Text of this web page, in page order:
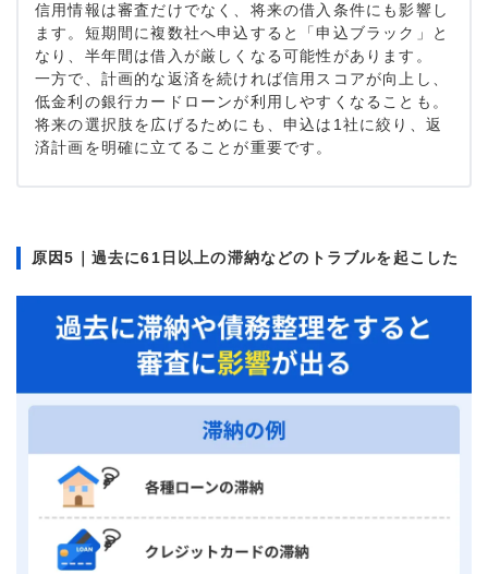
信用情報は審査だけでなく、将来の借入条件にも影響し
ます。短期間に複数社へ申込すると「申込ブラック」と
なり、半年間は借入が厳しくなる可能性があります。
一方で、計画的な返済を続ければ信用スコアが向上し、
低金利の銀行カードローンが利用しやすくなることも。
将来の選択肢を広げるためにも、申込は1社に絞り、返
済計画を明確に立てることが重要です。
原因5｜過去に61日以上の滞納などのトラブルを起こした